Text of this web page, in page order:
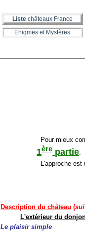
Liste châteaux France
Enigmes et Mystères
Pour mieux
1èrepartie
L'approche
Description du château (
L'extérieur du
Le plaisir simple